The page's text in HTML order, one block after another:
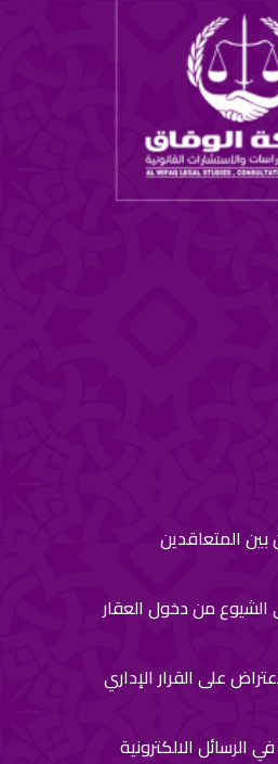
بين المتعاقدين
الشيوع من دخول العقار
على القرار الإداري
الرسائل الالكترونية